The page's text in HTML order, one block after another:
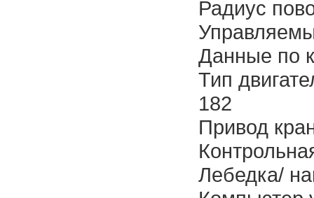
Радиус
Данные по
Тип
182
Привод
Лебедка/